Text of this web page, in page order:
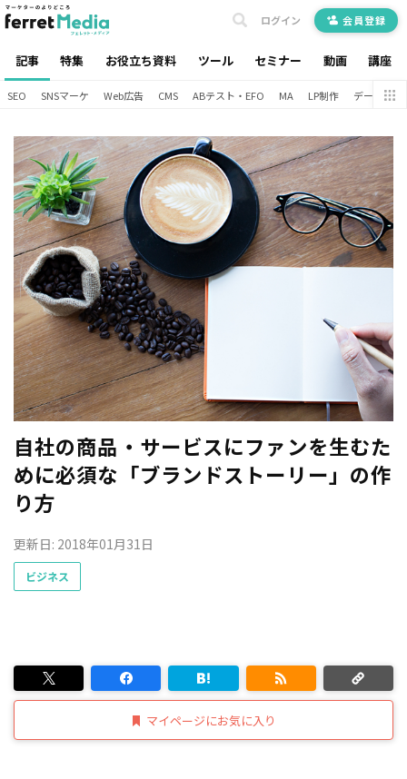
記事 特集 お役立ち資料 ツール セミナー 動画 講座
ログイン 会員登録
SEO SNSマーケ Web広告 CMS ABテスト・EFO MA LP制作 データ分析
自社の商品・サービスにファンを生むた
めに必須な「ブランドストーリー」の作
り方
更新日: 2018年01月31日
ビジネス
マイページにお気に入り